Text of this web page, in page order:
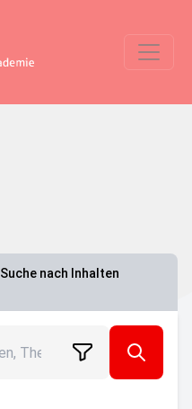
Suche nach Inhalten